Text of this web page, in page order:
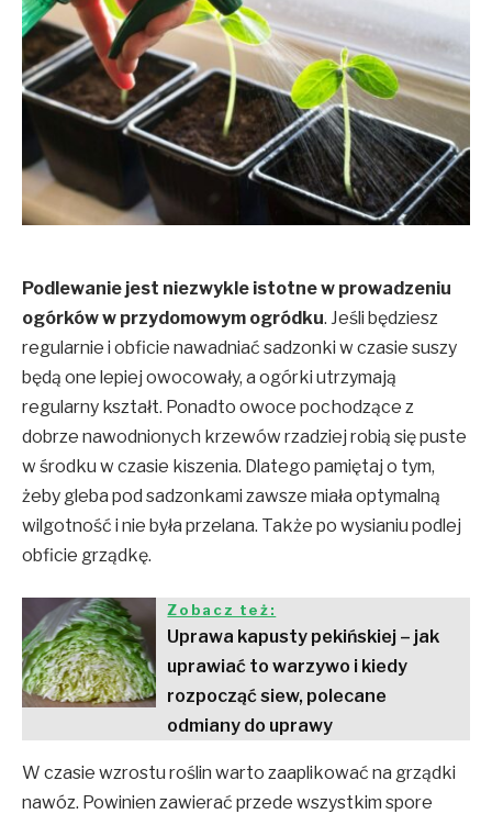
Podlewanie jest niezwykle istotne w prowadzeniu
ogórków w przydomowym ogródku. Jeśli będziesz
regularnie i obficie nawadniać sadzonki w czasie suszy
będą one lepiej owocowały, a ogórki utrzymają
regularny kształt. Ponadto owoce pochodzące z
dobrze nawodnionych krzewów rzadziej robią się puste
w środku w czasie kiszenia. Dlatego pamiętaj o tym,
żeby gleba pod sadzonkami zawsze miała optymalną
wilgotność i nie była przelana. Także po wysianiu podlej
obficie grządkę.
Zobacz też:
Uprawa kapusty pekińskiej – jak
uprawiać to warzywo i kiedy
rozpocząć siew, polecane
odmiany do uprawy
W czasie wzrostu roślin warto zaaplikować na grządki
nawóz. Powinien zawierać przede wszystkim spore